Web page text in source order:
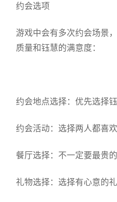
约会选项
游戏中会有多次约会场景
质量和钰慧的满意度：
约会地点选择：优先选择
约会活动：选择两人都喜
餐厅选择：不一定要最贵
礼物选择：选择有心意的